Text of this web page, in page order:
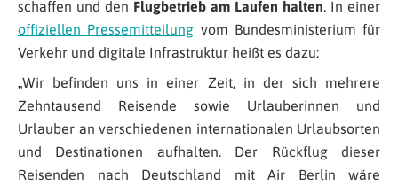
schaffen und den Flugbetrieb am Laufen halten. In einer
offiziellen Pressemitteilung vom Bundesministerium für
Verkehr und digitale Infrastruktur heißt es dazu:
„Wir befinden uns in einer Zeit, in der sich mehrere
Zehntausend Reisende sowie Urlauberinnen und
Urlauber an verschiedenen internationalen Urlaubsorten
und Destinationen aufhalten. Der Rückflug dieser
Reisenden nach Deutschland mit Air Berlin wäre